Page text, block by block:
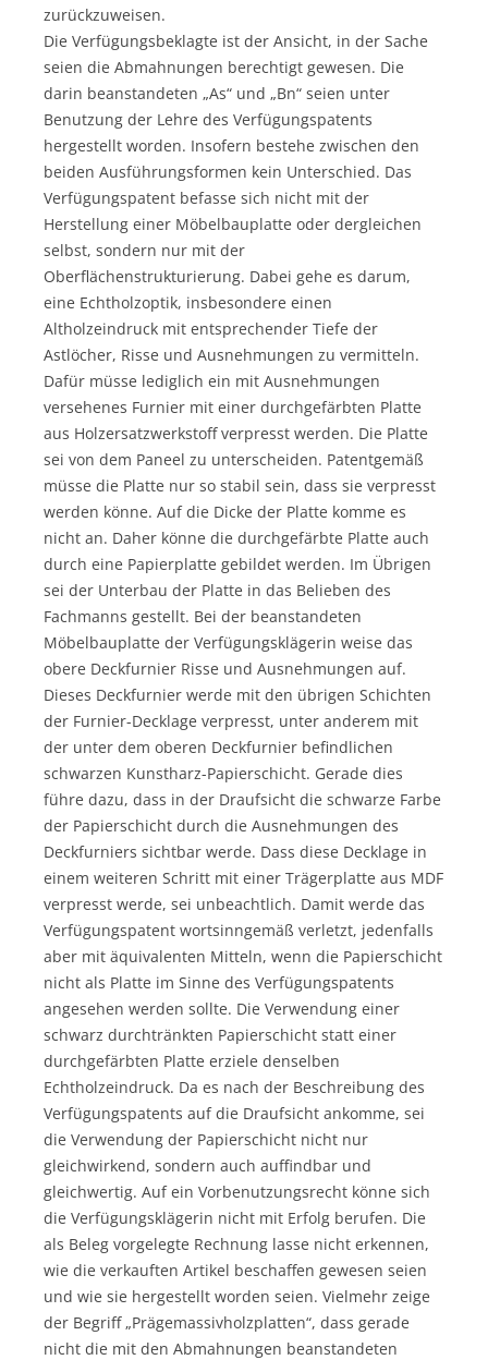
zurückzuweisen.
Die Verfügungsbeklagte ist der Ansicht, in der Sache
seien die Abmahnungen berechtigt gewesen. Die
darin beanstandeten „As“ und „Bn“ seien unter
Benutzung der Lehre des Verfügungspatents
hergestellt worden. Insofern bestehe zwischen den
beiden Ausführungsformen kein Unterschied. Das
Verfügungspatent befasse sich nicht mit der
Herstellung einer Möbelbauplatte oder dergleichen
selbst, sondern nur mit der
Oberflächenstrukturierung. Dabei gehe es darum,
eine Echtholzoptik, insbesondere einen
Altholzeindruck mit entsprechender Tiefe der
Astlöcher, Risse und Ausnehmungen zu vermitteln.
Dafür müsse lediglich ein mit Ausnehmungen
versehenes Furnier mit einer durchgefärbten Platte
aus Holzersatzwerkstoff verpresst werden. Die Platte
sei von dem Paneel zu unterscheiden. Patentgemäß
müsse die Platte nur so stabil sein, dass sie verpresst
werden könne. Auf die Dicke der Platte komme es
nicht an. Daher könne die durchgefärbte Platte auch
durch eine Papierplatte gebildet werden. Im Übrigen
sei der Unterbau der Platte in das Belieben des
Fachmanns gestellt. Bei der beanstandeten
Möbelbauplatte der Verfügungsklägerin weise das
obere Deckfurnier Risse und Ausnehmungen auf.
Dieses Deckfurnier werde mit den übrigen Schichten
der Furnier-Decklage verpresst, unter anderem mit
der unter dem oberen Deckfurnier befindlichen
schwarzen Kunstharz-Papierschicht. Gerade dies
führe dazu, dass in der Draufsicht die schwarze Farbe
der Papierschicht durch die Ausnehmungen des
Deckfurniers sichtbar werde. Dass diese Decklage in
einem weiteren Schritt mit einer Trägerplatte aus MDF
verpresst werde, sei unbeachtlich. Damit werde das
Verfügungspatent wortsinngemäß verletzt, jedenfalls
aber mit äquivalenten Mitteln, wenn die Papierschicht
nicht als Platte im Sinne des Verfügungspatents
angesehen werden sollte. Die Verwendung einer
schwarz durchtränkten Papierschicht statt einer
durchgefärbten Platte erziele denselben
Echtholzeindruck. Da es nach der Beschreibung des
Verfügungspatents auf die Draufsicht ankomme, sei
die Verwendung der Papierschicht nicht nur
gleichwirkend, sondern auch auffindbar und
gleichwertig. Auf ein Vorbenutzungsrecht könne sich
die Verfügungsklägerin nicht mit Erfolg berufen. Die
als Beleg vorgelegte Rechnung lasse nicht erkennen,
wie die verkauften Artikel beschaffen gewesen seien
und wie sie hergestellt worden seien. Vielmehr zeige
der Begriff „Prägemassivholzplatten“, dass gerade
nicht die mit den Abmahnungen beanstandeten